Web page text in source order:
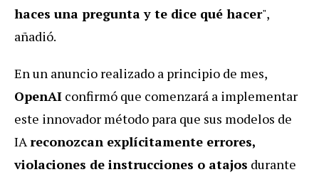
haces una pregunta y te dice qué hacer",
añadió.
En un anuncio realizado a principio de mes,
OpenAI confirmó que comenzará a implementar
este innovador método para que sus modelos de
IAreconozcan explícitamente errores,
violaciones de instrucciones o atajos durante